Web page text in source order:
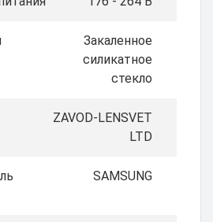
Закаленное
силикатное
стекло
ZAVOD-LENSVET
LTD
SAMSUNG